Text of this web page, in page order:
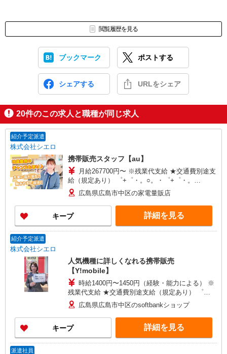
閲覧履歴を見る
ブックマーク ポストする
シェアする URLをシェア
20件のこの求人と職種が同じ求人
紹介予定派遣
株式会社シエロ
携帯販売スタッフ【au】
月給267700円〜 ※残業代支給 ★交通費別途支
給（規定あり） ゜+゜・。○。・゜+゜・。
○。・゜+゜ 入社祝い金10万円支給(規定有) お友達
を紹介頂くと, インセンティブ支給(規定有) ゜・。
○。・゜+゜・。○。・゜+゜
広島県広島市中区の家電量販店
キープ 詳細を見る
紹介予定派遣
株式会社シエロ
人気機種に詳しくなれる携帯販売
【Y!mobile】
時給1400円〜1450円（経験・能力による） ※
残業代支給 ★交通費別途支給（規定あり） ゜
+゜・。○。・゜+゜・。○。・゜+゜ 入社祝い金10
万円支給(規定有) お友達を紹介頂くと, インセンテ
ィブ支給(規定有) ★月2回払い・週払い可能（規程
有）★ ゜・。○。・゜+゜・。○。・゜+゜
広島県広島市中区のsoftbankショップ
キープ 詳細を見る
派遣社員